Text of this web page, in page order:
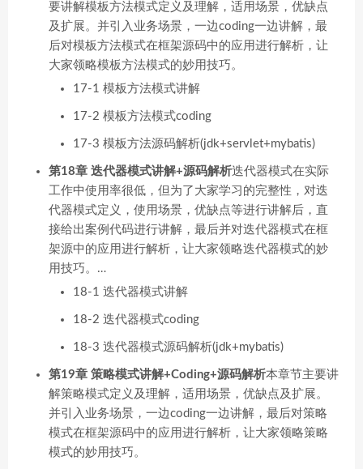
要讲解模板方法模式定义及理解，适用场景，优缺点
及扩展。并引入业务场景，一边coding一边讲解，最
后对模板方法模式在框架源码中的应用进行解析，让
大家领略模板方法模式的妙用技巧。
17-1 模板方法模式讲解
17-2 模板方法模式coding
17-3 模板方法源码解析(jdk+servlet+mybatis)
第18章 迭代器模式讲解+源码解析迭代器模式在实际
工作中使用率很低，但为了大家学习的完整性，对迭
代器模式定义，使用场景，优缺点等进行讲解后，直
接给出案例代码进行讲解，最后并对迭代器模式在框
架源中的应用进行解析，让大家领略迭代器模式的妙
用技巧。…
18-1 迭代器模式讲解
18-2 迭代器模式coding
18-3 迭代器模式源码解析(jdk+mybatis)
第19章 策略模式讲解+Coding+源码解析本章节主要讲
解策略模式定义及理解，适用场景，优缺点及扩展。
并引入业务场景，一边coding一边讲解，最后对策略
模式在框架源码中的应用进行解析，让大家领略策略
模式的妙用技巧。